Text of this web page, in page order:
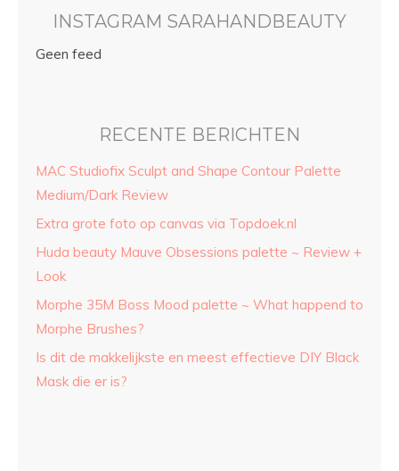
INSTAGRAM SARAHANDBEAUTY
Geen feed
RECENTE BERICHTEN
MAC Studiofix Sculpt and Shape Contour Palette
Medium/Dark Review
Extra grote foto op canvas via Topdoek.nl
Huda beauty Mauve Obsessions palette ~ Review +
Look
Morphe 35M Boss Mood palette ~ What happend to
Morphe Brushes?
Is dit de makkelijkste en meest effectieve DIY Black
Mask die er is?